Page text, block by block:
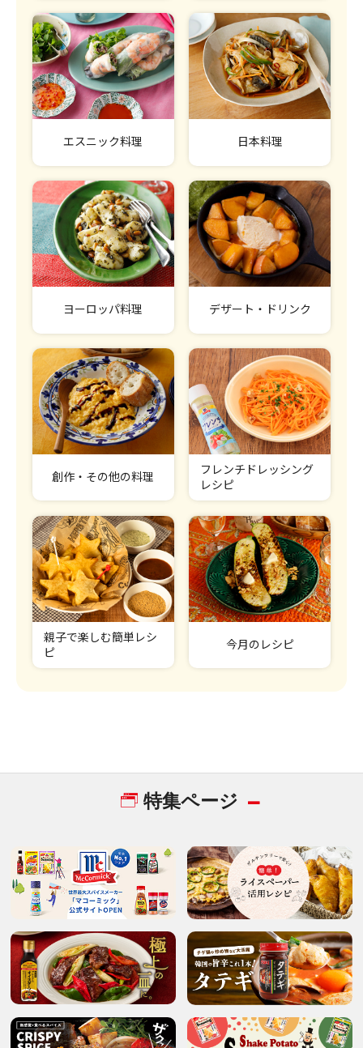
エスニック料理 日本料理
ヨーロッパ料理 デザート・ドリンク
創作・その他の料理
フレンチドレッシング
レシピ
親子で楽しむ簡単レシ
ピ
今月のレシピ
特集ページ